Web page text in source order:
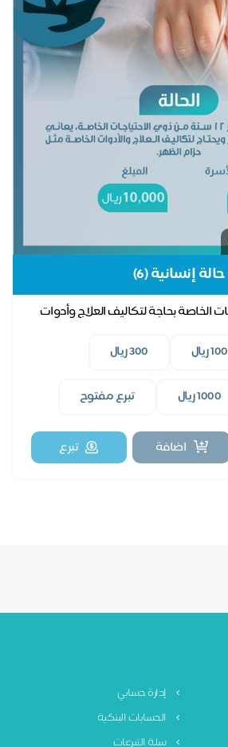
إنسانية (6)
بحاجة لتكاليف العلاج وأدوات
ريال تبرع مفتوح
اضافة تبرع
إدارة حسابي
الحسابات البنكية
سلة التبرعات